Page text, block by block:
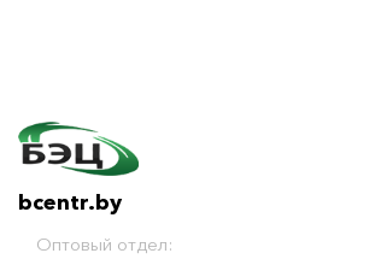
bcentr.by
Оптовый отдел: